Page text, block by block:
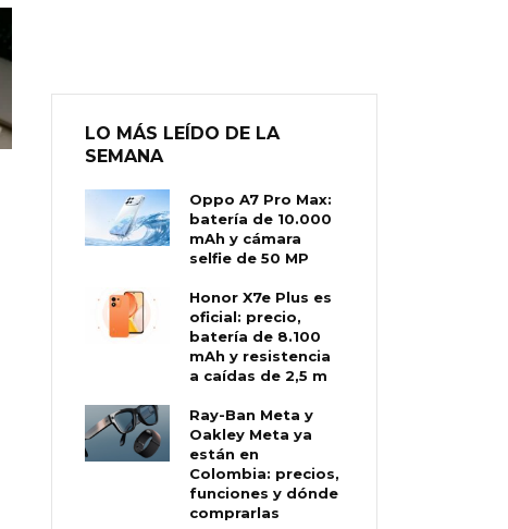
LO MÁS LEÍDO DE LA
SEMANA
Oppo A7 Pro Max:
batería de 10.000
mAh y cámara
selfie de 50 MP
Honor X7e Plus es
oficial: precio,
batería de 8.100
mAh y resistencia
a caídas de 2,5 m
Ray-Ban Meta y
Oakley Meta ya
están en
Colombia: precios,
funciones y dónde
comprarlas